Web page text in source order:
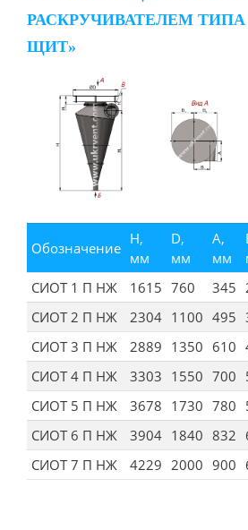
РАСКРУЧИВАТЕЛЕМ
ЩИТ»
Обозначение
H,
мм
D,
мм
A,
мм
СИОТ 1 П НЖ
1615 760 345
СИОТ 2 П НЖ
2304 1100 495
СИОТ 3 П НЖ
2889 1350 610
СИОТ 4 П НЖ
3303 1550 700
СИОТ 5 П НЖ
3678 1730 780
СИОТ 6 П НЖ
3904 1840 832
СИОТ 7 П НЖ
4229 2000 900